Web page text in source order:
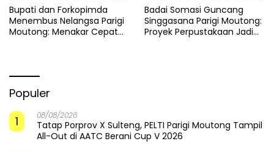
​Bupati dan Forkopimda
Menembus Nelangsa Parigi
Moutong: Menakar Cepat
Badai Somasi Guncang
Singgasana Parigi Moutong:
Proyek Perpustakaan Jadi
Populer
1
08/08/2026
Tatap Porprov X Sulteng, PELTI Parigi Moutong Tampil
All-Out di AATC Berani Cup V 2026